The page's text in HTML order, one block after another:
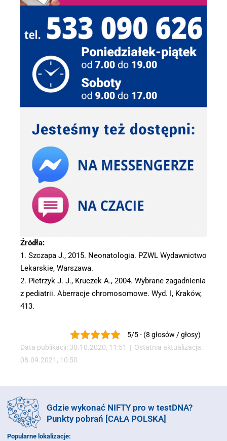
Źródła:
1. Szczapa J., 2015. Neonatologia. PZWL Wydawnictwo
Lekarskie, Warszawa.
2. Pietrzyk J. J., Kruczek A., 2004. Wybrane zagadnienia
z pediatrii. Aberracje chromosomowe. Wyd. I, Kraków,
413.
5/5 - (8 głosów / głosy)
Data publikacji: 30.10.2020, 11:51 | Ostatnia aktualizacja:
08.09.2021, 10:50
Gdzie wykonać NIFTY pro w testDNA?
Punkty pobrań [CAŁA POLSKA]
Popularne lokalizacje: